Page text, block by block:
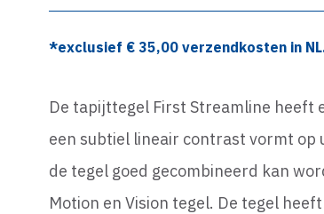
*exclusief €35,00 verzendkosten in
De tapijttegel First Streamline heeft
een subtiel lineair contrast vormt op
de tegel goed gecombineerd kan
Motion en Vision tegel. De tegel